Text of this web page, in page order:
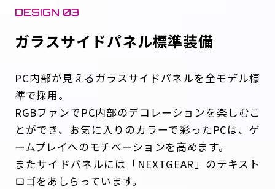
DESIGN 03
ガラスサイドパネル標準装備
PC内部が見えるガラスサイドパネルを全モデル標
準で採用。
RGBファンでPC内部のデコレーションを楽しむこ
とができ、お気に入りのカラーで彩ったPCは、ゲ
ームプレイへのモチベーションを高めます。
またサイドパネルには「NEXTGEAR」のテキスト
ロゴをあしらっています。